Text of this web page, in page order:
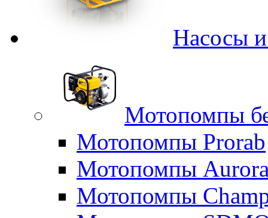
Насосы
Мотопомпы
Мотопомпы Prorab
Мотопомпы
Мотопомпы